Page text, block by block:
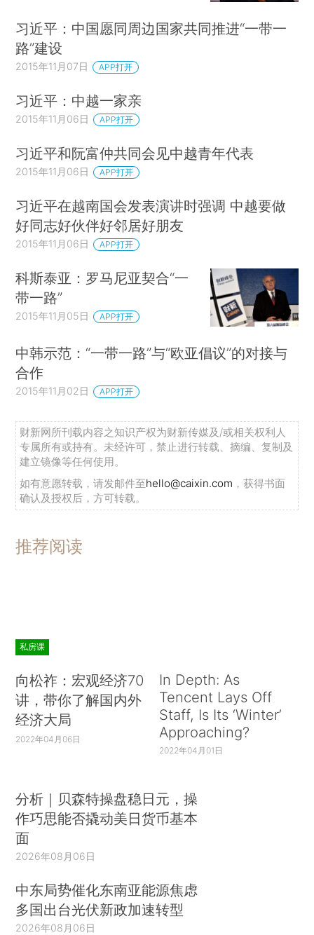
习近平：中国愿同周边国家共同推进“一带一
路”建设
2015年11月07日 APP打开
习近平：中越一家亲
2015年11月06日 APP打开
习近平和阮富仲共同会见中越青年代表
2015年11月06日 APP打开
习近平在越南国会发表演讲时强调 中越要做
好同志好伙伴好邻居好朋友
2015年11月06日 APP打开
科斯泰亚：罗马尼亚契合“一
带一路”
2015年11月05日 APP打开
中韩示范：“一带一路”与“欧亚倡议”的对接与
合作
2015年11月02日 APP打开
财新网所刊载内容之知识产权为财新传媒及/或相关权利人
专属所有或持有。未经许可，禁止进行转载、摘编、复制及
建立镜像等任何使用。
如有意愿转载，请发邮件至hello@caixin.com ，获得书面
确认及授权后，方可转载。
推荐阅读
私房课
向松祚：宏观经济70
讲，带你了解国内外
经济大局
2022年04月06日
In Depth: As
Tencent Lays Off
Staff, Is Its ‘Winter’
Approaching?
2022年04月01日
分析｜贝森特操盘稳日元，操
作巧思能否撬动美日货币基本
面
2026年08月06日
中东局势催化东南亚能源焦虑
多国出台光伏新政加速转型
2026年08月06日